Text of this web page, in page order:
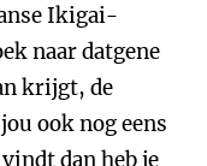
Ikigai-
naar datgene
krijgt, de
ook nog eens
dan heb je